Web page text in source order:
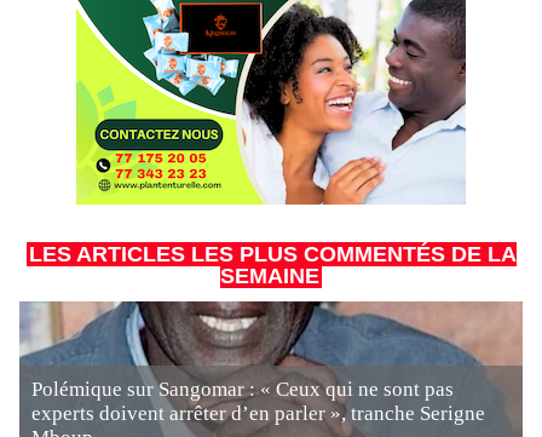
LES ARTICLES LES PLUS COMMENTÉS DE LA
SEMAINE
Polémique sur Sangomar : « Ceux qui ne sont pas
experts doivent arrêter d’en parler », tranche Serigne